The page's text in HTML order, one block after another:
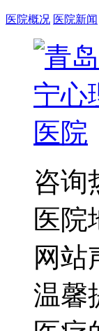
医院概况 医院新闻
咨询
医院
网站
温馨